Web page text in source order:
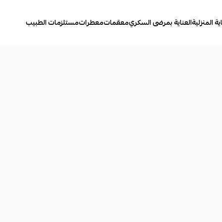
المنزليةالعناية بمرضى السكريمعقماتمعطراتمستلزمات الطبيب